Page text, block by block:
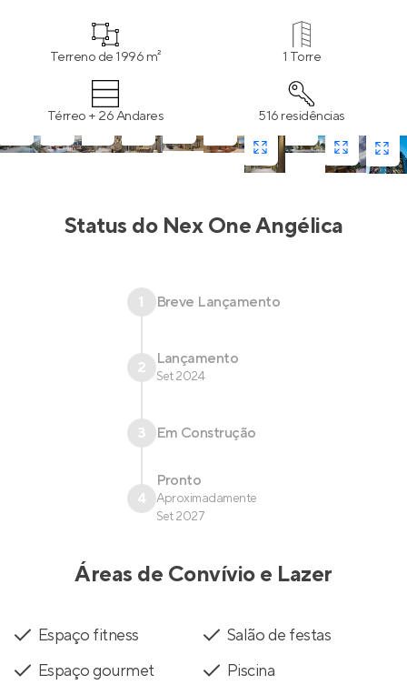
Terreno de 1996 m² 1 Torre
Térreo + 26 Andares 516 residências
Status do Nex One Angélica
1 Breve Lançamento
2 Lançamento
Set 2024
3 Em Construção
4
Pronto
Aproximadamente
Set 2027
Áreas de Convívio e Lazer
Espaço fitness
Salão de festas
Espaço gourmet
Piscina